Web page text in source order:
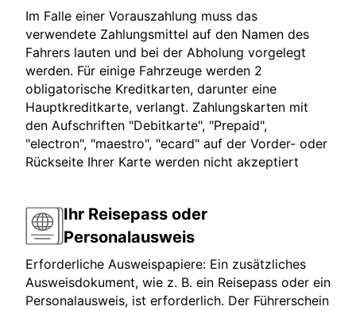
Im Falle einer Vorauszahlung muss das
verwendete Zahlungsmittel auf den Namen des
Fahrers lauten und bei der Abholung vorgelegt
werden. Für einige Fahrzeuge werden 2
obligatorische Kreditkarten, darunter eine
Hauptkreditkarte, verlangt. Zahlungskarten mit
den Aufschriften "Debitkarte", "Prepaid",
"electron", "maestro", "ecard" auf der Vorder- oder
Rückseite Ihrer Karte werden nicht akzeptiert
Ihr Reisepass oder
Personalausweis
Erforderliche Ausweispapiere: Ein zusätzliches
Ausweisdokument, wie z. B. ein Reisepass oder ein
Personalausweis, ist erforderlich. Der Führerschein